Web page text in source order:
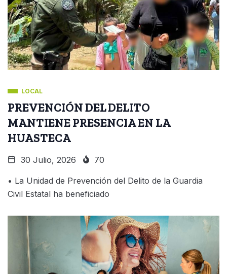
LOCAL
PREVENCIÓN DEL DELITO
MANTIENE PRESENCIA EN LA
HUASTECA
30 Julio, 2026 70
• La Unidad de Prevención del Delito de la Guardia
Civil Estatal ha beneficiado